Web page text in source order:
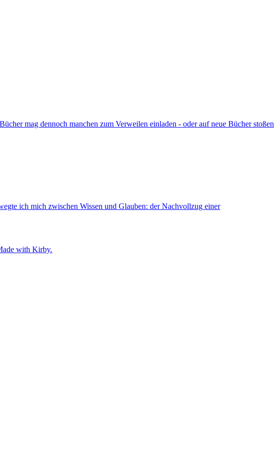
mag dennoch manchen zum Verweilen einladen - oder auf neue Bücher stoßen
ich mich zwischen Wissen und Glauben: der Nachvollzug einer
with Kirby.